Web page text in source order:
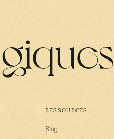
RESSOURCES
Blog